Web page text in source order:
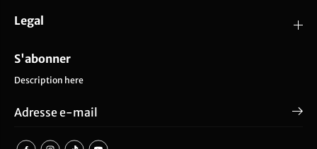
Legal
S'abonner
Description here